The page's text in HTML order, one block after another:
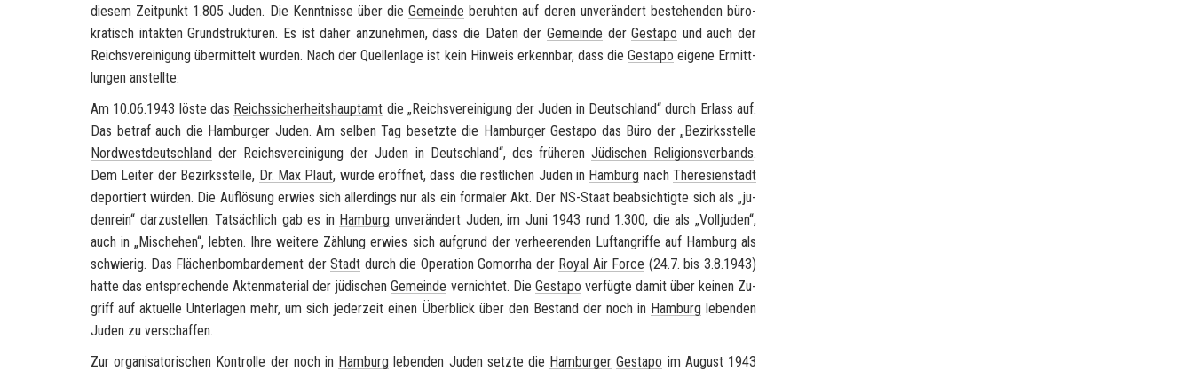
die­sem Zeit­punkt 1.805 Juden. Die Kennt­nis­se über dieGe­mein­de be­ruh­ten auf deren un­ver­än­dert be­stehen­den bü­ro­
kra­tisch in­tak­ten Grund­struk­tu­ren. Es ist daher an­zu­neh­men, dass die Daten der Ge­mein­de derGe­sta­po und auch der
Reichs­ver­ei­ni­gung über­mit­telt wur­den. Nach der Quel­len­la­ge ist kein Hin­weis er­kenn­bar, dass die Ge­sta­po ei­ge­ne Er­mitt­
lun­gen an­stell­te.
Am 10.06.1943 löste das Reichs­si­cher­heits­haupt­amt die „Reichs­ver­ei­ni­gung der Juden in Deutsch­land“ durch Er­lass auf.
Das be­traf auch die Ham­bur­ger Juden. Am sel­ben Tag be­setz­te die Ham­bur­ger Ge­sta­po das Büro der „Be­zirks­stel­le
Nord­west­deutsch­land der Reichs­ver­ei­ni­gung der Juden in Deutsch­land“, des frü­he­ren Jü­di­schen Re­li­gi­ons­ver­bands.
Dem Lei­ter der Be­zirks­stel­le, Dr. Max Plaut, wurde er­öff­net, dass die rest­li­chen Juden in Ham­burg nach The­re­si­en­stadt
de­por­tiert wür­den. Die Auf­lö­sung er­wies sich al­ler­dings nur als ein for­ma­ler Akt. Der NS-​Staat be­ab­sich­tig­te sich als „ju­
den­rein“ dar­zu­stel­len. Tat­säch­lich gab es in Ham­burg un­ver­än­dert Juden, im Juni 1943 rund 1.300, die als „Voll­ju­den“,
auch in „Misch­ehen“, leb­ten. Ihre wei­te­re Zäh­lung er­wies sich auf­grund der ver­hee­ren­den Luft­an­grif­fe auf Ham­burg als
schwie­rig. Das Flä­chen­bom­bar­de­ment derStadt durch die Ope­ra­ti­on Go­mor­rha der Royal Air Force (24.7. bis 3.8.1943)
hatte das ent­spre­chen­de Ak­ten­ma­te­ri­al der jü­di­schenGe­mein­de ver­nich­tet. Die Ge­sta­po ver­füg­te damit über kei­nen Zu­
griff auf ak­tu­el­le Un­ter­la­gen mehr, um sich je­der­zeit einen Über­blick über den Be­stand der noch in Ham­burg le­ben­den
Juden zu ver­schaf­fen.
Zur or­ga­ni­sa­to­ri­schen Kon­trol­le der noch in Ham­burg le­ben­den Juden setz­te die Ham­bur­ger Ge­sta­po im Au­gust 1943